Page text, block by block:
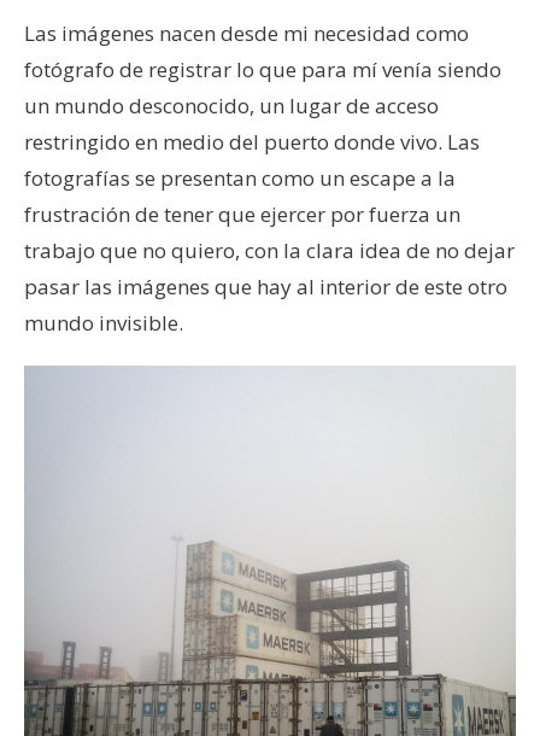
Las imágenes nacen desde mi necesidad como
fotógrafo de registrar lo que para mí venía siendo
un mundo desconocido, un lugar de acceso
restringido en medio del puerto donde vivo. Las
fotografías se presentan como un escape a la
frustración de tener que ejercer por fuerza un
trabajo que no quiero, con la clara idea de no dejar
pasar las imágenes que hay al interior de este otro
mundo invisible.